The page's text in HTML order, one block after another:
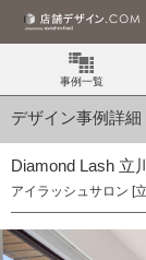
事例一覧
デザイン事例詳細
Diamond Lash 立
アイラッシュサロン [